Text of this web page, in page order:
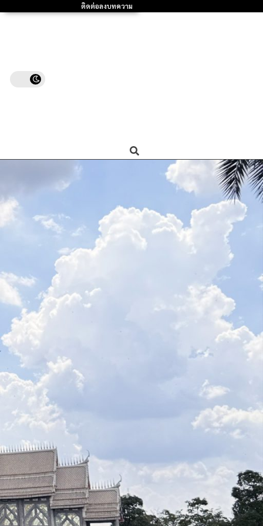
ติดต่อลงบทความ